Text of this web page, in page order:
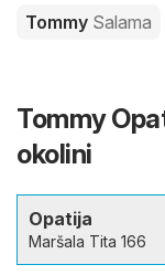
Tommy Salama
Tommy
okolini
Opatija
Maršala Tita 166